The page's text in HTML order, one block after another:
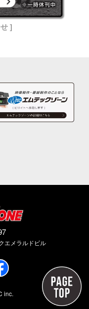
]
エメラルドビル
inc.